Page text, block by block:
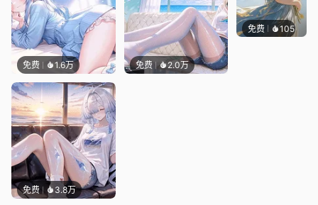
免费 1.6万 免费 2.0万
免费 3.8万
免费 105渔小小